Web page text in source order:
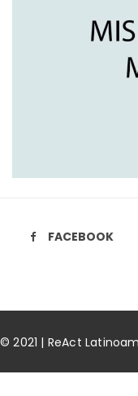
FACEBOOK
© 2021 | ReAct